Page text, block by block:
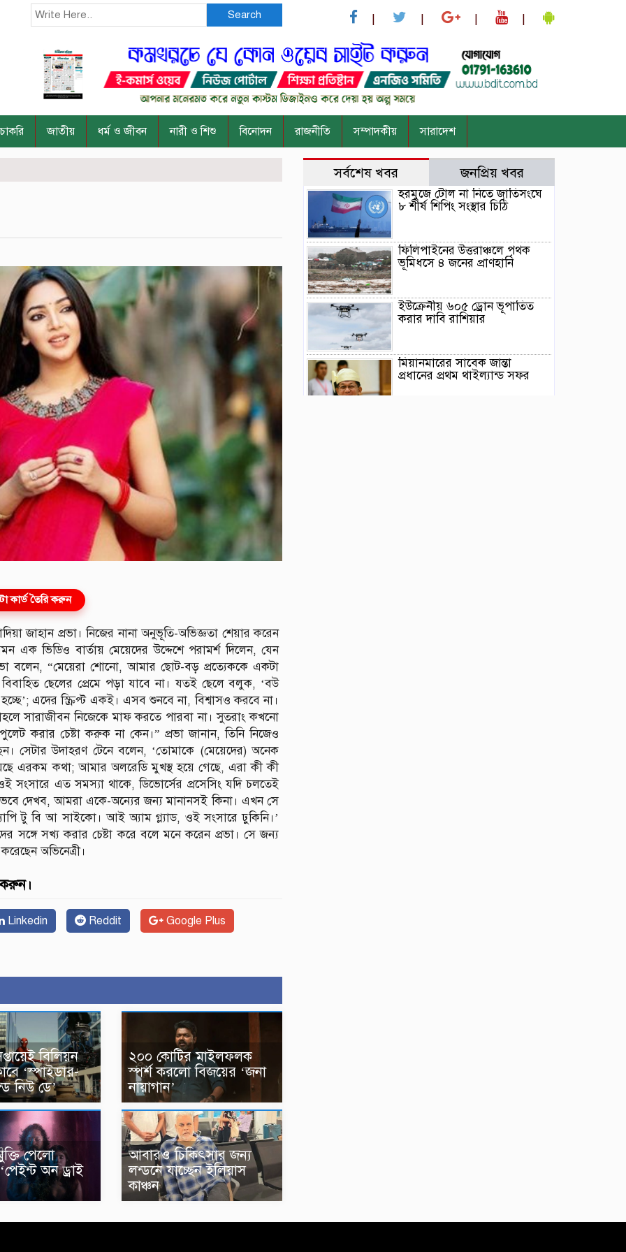
Search
চাকরি জাতীয় ধর্ম ও জীবন নারী ও শিশু বিনোদন রাজনীতি সম্পাদকীয় সারাদেশ
কার্ড তৈরি করুন
জাহান প্রভা। নিজের নানা অনুভূতি-অভিজ্ঞতা শেয়ার করেন
এক ভিডিও বার্তায় মেয়েদের উদ্দেশে পরামর্শ দিলেন, যেন
বলেন, “মেয়েরা শোনো, আমার ছোট-বড় প্রত্যেককে একটা
ছেলের প্রেমে পড়া যাবে না। যতই ছেলে বলুক, ‘বউ
এদের স্ক্রিপ্ট একই। এসব শুনবে না, বিশ্বাসও করবে না।
সারাজীবন নিজেকে মাফ করতে পারবা না। সুতরাং কখনো
করার চেষ্টা করুক না কেন।” প্রভা জানান, তিনি নিজেও
সেটার উদাহরণ টেনে বলেন, ‘তোমাকে (মেয়েদের) অনেক
এরকম কথা; আমার অলরেডি মুখস্থ হয়ে গেছে, এরা কী কী
এত সমস্যা থাকে, ডিভোর্সের প্রসেসিং যদি চলতেই
দেখব, আমরা একে-অন্যের জন্য মানানসই কিনা। এখন সে
টু বি আ সাইকো। আই অ্যাম গ্ল্যাড, ওই সংসারে ঢ়ুকিনি।’
সঙ্গে সখ্য করার চেষ্টা করে বলে মনে করেন প্রভা। সে জন্য
অভিনেত্রী।
Linkedin Reddit Google Plus
বিলিয়ন
‘স্পাইডার-
নিউ ডে’
২০০ কোটির মাইলফলক
স্পর্শ করলো বিজয়ের ‘জনা
নায়াগান’
পেলো
অন ড্রাই
আবারও চিকিৎসার জন্য
লন্ডনে যাচ্ছেন ইলিয়াস
কাঞ্চন
সর্বশেষ খবর জনপ্রিয় খবর
হরমুজে টোল না নিতে জাতিসংঘে
৮ শীর্ষ শিপিং সংস্থার চিঠি
ফিলিপাইনের উত্তরাঞ্চলে পৃথক
ভূমিধসে ৪ জনের প্রাণহানি
ইউক্রেনীয় ৬০৫ ড্রোন ভূপাতিত
করার দাবি রাশিয়ার
মিয়ানমারের সাবেক জান্তা
প্রধানের প্রথম থাইল্যান্ড সফর